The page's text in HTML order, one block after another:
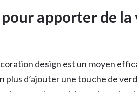
apporter de la
design est un moyen
plus d’ajouter une touche de